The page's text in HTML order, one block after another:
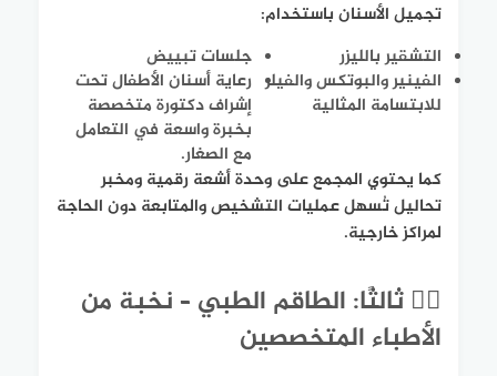
تجميل الأسنان باستخدام:
التشقير بالليزر
جلسات تبييض
الفينير والبوتكس والفيلر
للابتسامة المثالية
رعاية أسنان الأطفال تحت
إشراف دكتورة متخصصة
بخبرة واسعة في التعامل
مع الصغار.
كما يحتوي المجمع على وحدة أشعة رقمية ومخبر
تحاليل تُسهل عمليات التشخيص والمتابعة دون الحاجة
لمراكز خارجية.
👩‍⚕️ ثالثًا: الطاقم الطبي – نخبة من
الأطباء المتخصصين